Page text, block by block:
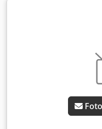
rollen - CE-markering /